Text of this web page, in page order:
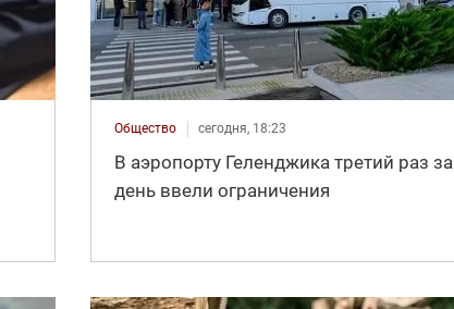
Общество сегодня, 18:23
В аэропорту Геленджика третий раз за
день ввели ограничения